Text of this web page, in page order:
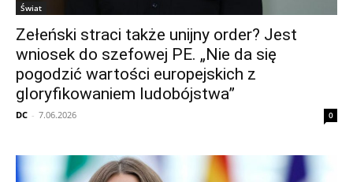
Świat
Zełeński straci także unijny order? Jest
wniosek do szefowej PE. „Nie da się
pogodzić wartości europejskich z
gloryfikowaniem ludobójstwa”
DC - 7.06.2026 0